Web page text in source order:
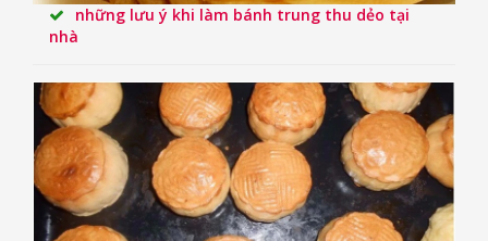
những lưu ý khi làm bánh trung thu dẻo tại
nhà